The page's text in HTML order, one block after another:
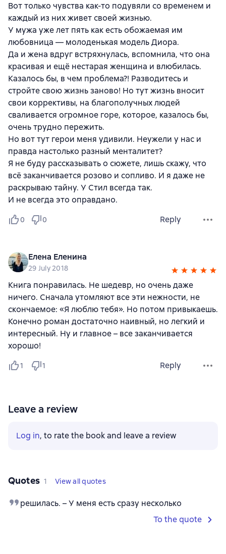
Вот только чувства как-то подувяли со временем и
каждый из них живет своей жизнью.
У мужа уже лет пять как есть обожаемая им
любовница — молоденькая модель Диора.
Да и жена вдруг встряхнулась, вспомнила, что она
красивая и ещё нестарая женщина и влюбилась.
Казалось бы, в чем проблема?! Разводитесь и
стройте свою жизнь заново! Но тут жизнь вносит
свои коррективы, на благополучных людей
сваливается огромное горе, которое, казалось бы,
очень трудно пережить.
Но вот тут герои меня удивили. Неужели у нас и
правда настолько разный менталитет?
Я не буду рассказывать о сюжете, лишь скажу, что
всё заканчивается розово и сопливо. И я даже не
раскрываю тайну. У Стил всегда так.
И не всегда это оправдано.
0 0 Reply
Елена Еленина
29 July 2018
Книга понравилась. Не шедевр, но очень даже
ничего. Сначала утомляют все эти нежности, не
скончаемое: «Я люблю тебя». Но потом привыкаешь.
Конечно роман достаточно наивный, но легкий и
интересный. Ну и главное – все заканчивается
хорошо!
1 1 Reply
Leave a review
Log in, to rate the book and leave a review
Quotes 1 View all quotes
решилась. – У меня есть сразу несколько
To the quote